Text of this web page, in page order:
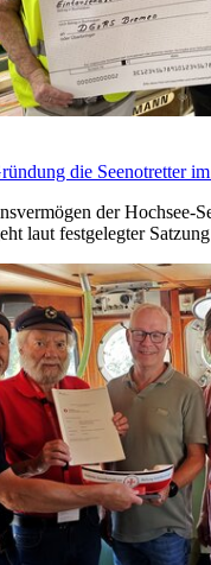
die Seenotretter
der Hochsee-
laut festgelegter